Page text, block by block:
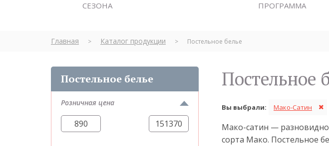
СЕЗОНА
ПРОГРАММА
Главная > Каталог продукции > Постельное белье
Постельное белье
Розничная цена Вы выбрали: Мако-Сатин
Мако-сатин —
сорта Мако. Постельное